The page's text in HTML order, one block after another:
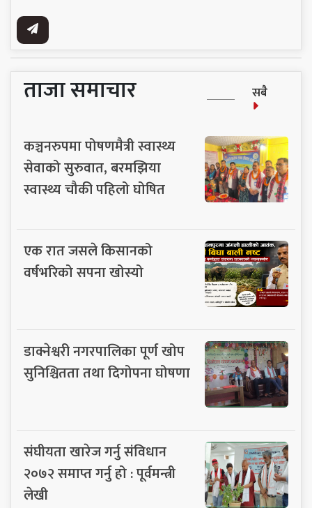
ताजा समाचार सबै
कञ्चनरुपमा पोषणमैत्री स्वास्थ्य
सेवाको सुरुवात, बरमझिया
स्वास्थ्य चौकी पहिलो घोषित
एक रात जसले किसानको
वर्षभरिको सपना खोस्यो
डाक्नेश्वरी नगरपालिका पूर्ण खोप
सुनिश्चितता तथा दिगोपना घोषणा
संघीयता खारेज गर्नु संविधान
२०७२ समाप्त गर्नु हो : पूर्वमन्त्री
लेखी